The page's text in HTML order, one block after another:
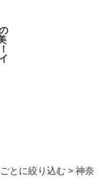
とに絞り込む > 神奈